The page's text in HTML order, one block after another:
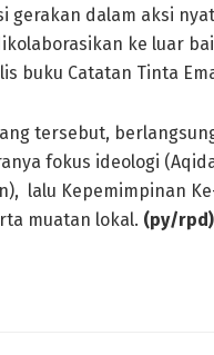
gerakan dalam aksi
ke luar
buku Catatan Tinta
tersebut,
fokus ideologi
lalu Kepemimpinan
muatan lokal. (py/rpd)